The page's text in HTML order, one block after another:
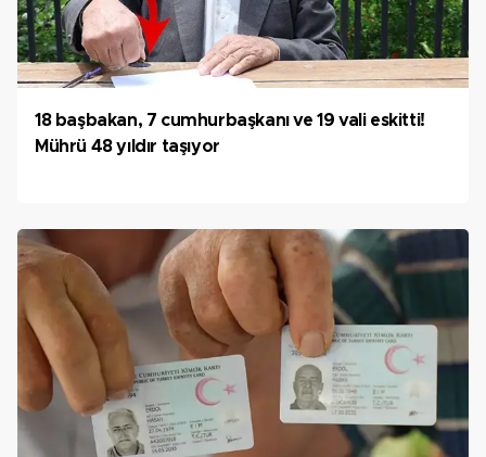
18 başbakan, 7 cumhurbaşkanı ve 19 vali eskitti!
Mührü 48 yıldır taşıyor